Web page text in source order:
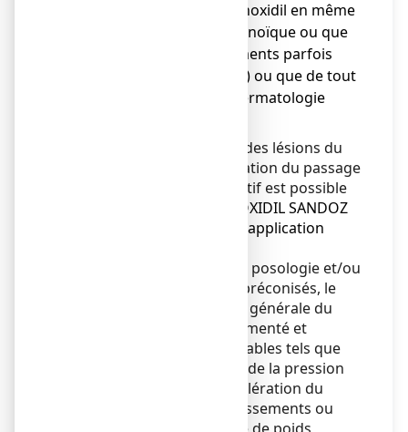
● n'appliquez pas de minoxidil en même
temps que de l'acide rétinoïque ou que
de l'anthraline (médicaments parfois
utilisés en dermatologie) ou que de tout
autre médicament de dermatologie
Chez les sujets présentant des lésions du
cuir chevelu, une augmentation du passage
dans le sang du principe actif est possible
voir N'utilisez jamais MINOXIDIL SANDOZ
CONSEIL 5%, solution pour application
En cas de non-respect de la posologie et/ou
du mode d’administration préconisés, le
passage dans la circulation générale du
minoxidil pourrait être augmenté et
entraîner des effets indésirables tels que
douleur thoracique, baisse de la pression
artérielle, tachycardie (accélération du
rythme cardiaque), étourdissements ou